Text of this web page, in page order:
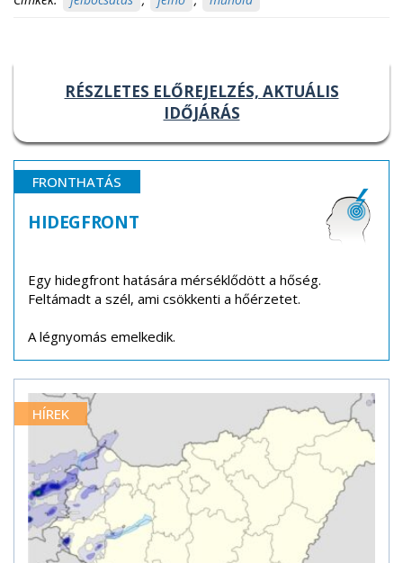
RÉSZLETES ELŐREJELZÉS, AKTUÁLIS
IDŐJÁRÁS
FRONTHATÁS
HIDEGFRONT
Egy hidegfront hatására mérséklődött a hőség.
Feltámadt a szél, ami csökkenti a hőérzetet.
A légnyomás emelkedik.
HÍREK